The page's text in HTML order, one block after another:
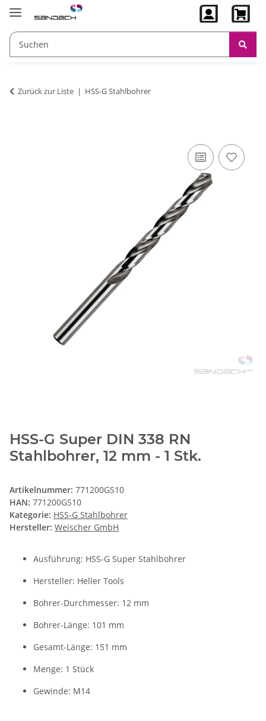
Zurück zur Liste HSS-G Stahlbohrer
HSS-G Super DIN 338 RN
Stahlbohrer, 12 mm - 1 Stk.
Artikelnummer: 771200GS10
HAN: 771200GS10
Kategorie: HSS-G Stahlbohrer
Hersteller: Weischer GmbH
Ausführung: HSS-G Super Stahlbohrer
Hersteller: Heller Tools
Bohrer-Durchmesser: 12 mm
Bohrer-Länge: 101 mm
Gesamt-Länge: 151 mm
Menge: 1 Stück
Gewinde: M14